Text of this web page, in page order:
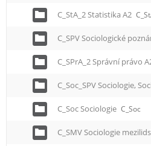
C_StA_2 Statistika A2
C_SPV Sociologické
C_SPrA_2 Správní právo
C_Soc Sociologie C_Soc
C_SMV Sociologie